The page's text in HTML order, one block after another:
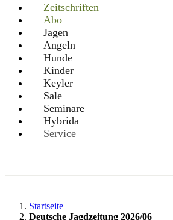
Zeitschriften
Abo
Jagen
Angeln
Hunde
Kinder
Keyler
Sale
Seminare
Hybrida
Service
Startseite
Deutsche Jagdzeitung 2026/06